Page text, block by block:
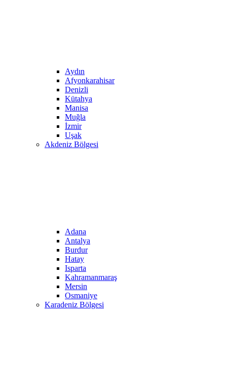
Aydın
Afyonkarahisar
Denizli
Kütahya
Manisa
Muğla
İzmir
Uşak
Akdeniz Bölgesi
Adana
Antalya
Burdur
Hatay
Isparta
Kahramanmaraş
Mersin
Osmaniye
Karadeniz Bölgesi